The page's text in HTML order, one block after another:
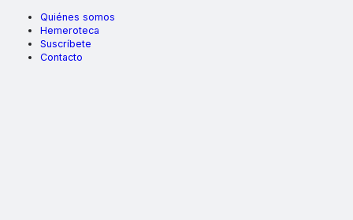
Quiénes somos
Hemeroteca
Suscríbete
Contacto